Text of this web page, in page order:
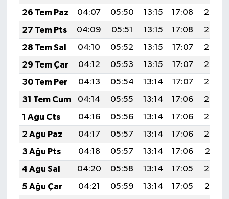
26 Tem Paz
04:07 05:50 13:15 17:08
20:29
27 Tem Pts
04:09 05:51 13:15 17:08
20:28
28 Tem Sal
04:10 05:52 13:15 17:07
20:27
29 Tem Çar
04:12 05:53 13:15 17:07
20:26
30 Tem Per
04:13 05:54 13:14 17:07
20:25
31 Tem Cum
04:14 05:55 13:14 17:06
20:24
1 Ağu Cts
04:16 05:56 13:14 17:06
20:23
2 Ağu Paz
04:17 05:57 13:14 17:06
20:22
3 Ağu Pts
04:18 05:57 13:14 17:06
20:21
4 Ağu Sal
04:20 05:58 13:14 17:05
20:20
5 Ağu Çar
04:21 05:59 13:14 17:05
20:19
Yaşam